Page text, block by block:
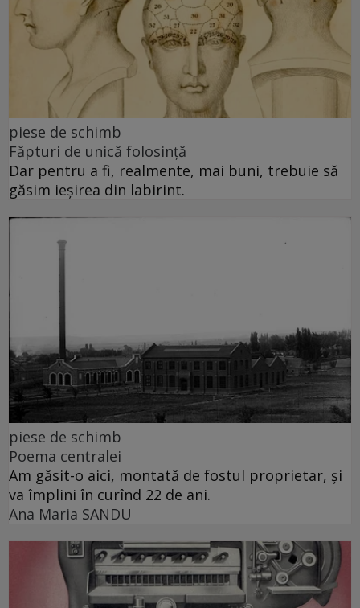
piese de schimb
Făpturi de unică folosință
Dar pentru a fi, realmente, mai buni, trebuie să
găsim ieșirea din labirint.
piese de schimb
Poema centralei
Am găsit-o aici, montată de fostul proprietar, și
va împlini în curînd 22 de ani.
Ana Maria SANDU